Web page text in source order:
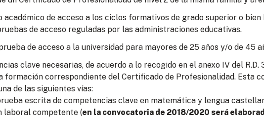
de acceso a los ciclos formativos de grado superior o bien
de acceso reguladas por las administraciones educativas.
de acceso a la universidad para mayores de 25 años y/o de 45
clave necesarias, de acuerdo a lo recogido en el anexo IV del
formación correspondiente del Certificado de Profesionalidad. Esta
de las siguientes vías:
escrita de competencias clave en matemática y lengua
laboral competente (en la convocatoria de 2018/2020 será